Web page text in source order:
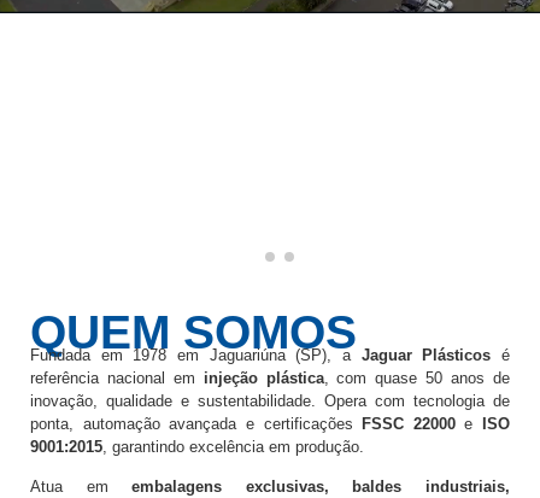
QUEM SOMOS
Fundada em 1978 em Jaguariúna (SP), a Jaguar Plásticos é
referência nacional em injeção plástica, com quase 50 anos de
inovação, qualidade e sustentabilidade. Opera com tecnologia de
ponta, automação avançada e certificações
FSSC 22000e
ISO
9001:2015, garantindo excelência em produção.
Atua emembalagens exclusivas, baldes industriais,